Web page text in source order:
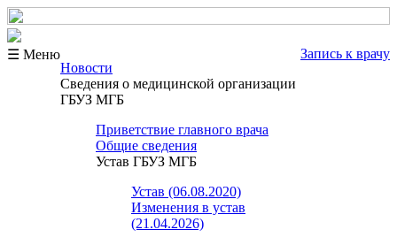
☰ Меню
Запись к врачу
Новости
Сведения о медицинской организации
ГБУЗ МГБ
Приветствие главного врача
Общие сведения
Устав ГБУЗ МГБ
Устав (06.08.2020)
Изменения в устав
(21.04.2026)